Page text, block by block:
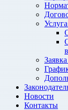
Новости
Контакты